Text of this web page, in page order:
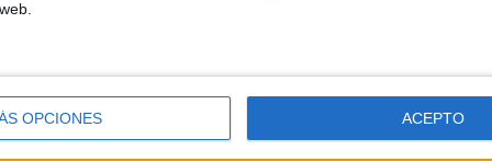
OPCIONES ACEPTO
POR DÍA DE LA SEMANA